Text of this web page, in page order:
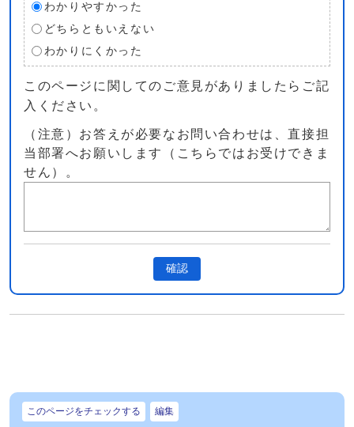
わかりやすかった
どちらともいえない
わかりにくかった
このページに関してのご意見がありましたらご記
入ください。
（注意）お答えが必要なお問い合わせは、直接担
当部署へお願いします（こちらではお受けできま
せん）。
確認
このページをチェックする 編集